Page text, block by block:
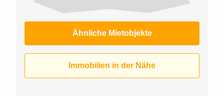
Ähnliche Mietobjekte
Immobilien in der Nähe